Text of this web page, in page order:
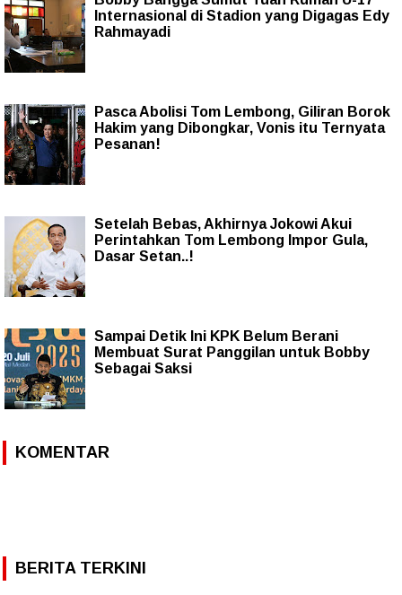
Internasional di Stadion yang Digagas Edy
Rahmayadi
Pasca Abolisi Tom Lembong, Giliran Borok
Hakim yang Dibongkar, Vonis itu Ternyata
Pesanan!
Setelah Bebas, Akhirnya Jokowi Akui
Perintahkan Tom Lembong Impor Gula,
Dasar Setan..!
Sampai Detik Ini KPK Belum Berani
Membuat Surat Panggilan untuk Bobby
Sebagai Saksi
KOMENTAR
BERITA TERKINI